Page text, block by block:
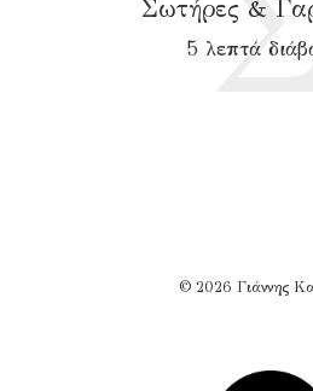
Σωτήρες &
5 λεπτά
© 2026 Γιάννης